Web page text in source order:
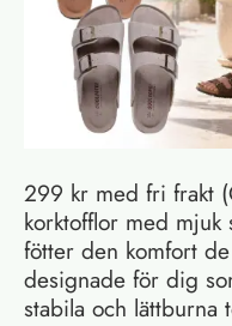
299 kr med fri frakt
korktofflor med mjuk
fötter den komfort
designade för dig
stabila och lättburna